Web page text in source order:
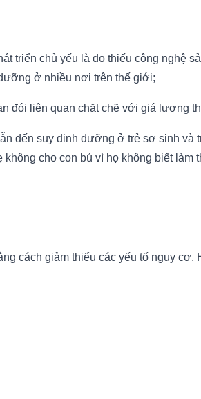
triển chủ yếu là do thiếu công nghệ
ở nhiều nơi trên thế giới;
đói liên quan chặt chẽ với giá lương
đến suy dinh dưỡng ở trẻ sơ sinh và
cho con bú vì họ không biết làm
cách giảm thiểu các yếu tố nguy cơ.